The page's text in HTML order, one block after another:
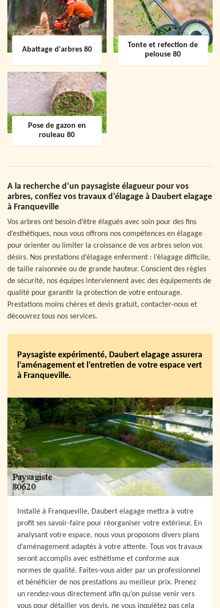
Abattage d'arbres 80
Tonte et refection de
pelouse 80
Pose de gazon en
rouleau 80
A la recherche d’un paysagiste élagueur pour vos
arbres, confiez vos travaux d’élagage à Daubert elagage
à Franqueville
Vos arbres ont besoin d’être élagués avec soin pour des fins
d’esthétiques, nous vous offrons nos compétences en élagage
pour orienter ou limiter la croissance de vos arbres selon vos
désirs. Nos prestations d’élagage enferment : l’élagage difficile,
de taille raisonnée ou de grande hauteur. Conscient des règles
de sécurité, nos équipes interviennent avec des équipements de
qualité pour garantir la protection de votre entourage.
Prestations moins chères et devis gratuit, contacter-nous et
découvrez tous nos services.
Paysagiste expérimenté, Daubert elagage assurera
l’aménagement et l’entretien de votre espace vert
à Franqueville.
Installé à Franqueville, Daubert elagage mettra à votre
profit ses savoir-faire pour réorganiser votre extérieur. En
analysant votre espace, nous vous proposons divers plans
d’aménagement adaptés à votre attente. Tous vos travaux
seront accomplis avec esthétisme et conforme aux
normes de qualité. Faites-vous aider par un professionnel
et bénéficier de nos prestations au meilleur prix. Prenez
un rendez-vous directement afin qu’on puisse venir vers
vous pour détailler vos devis, ne vous inquiétez pas cela